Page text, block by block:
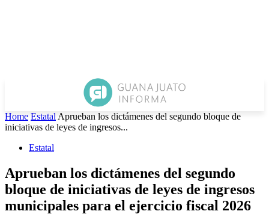
Home Estatal Aprueban los dictámenes del segundo bloque de
iniciativas de leyes de ingresos...
Estatal
Aprueban los dictámenes del segundo
bloque de iniciativas de leyes de ingresos
municipales para el ejercicio fiscal 2026